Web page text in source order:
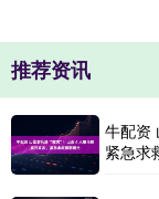
推荐资讯
牛配资
紧急求